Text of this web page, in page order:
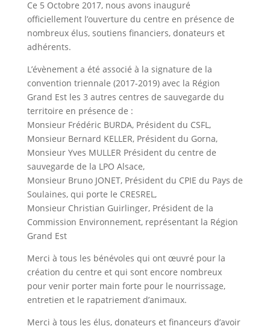
Ce 5 Octobre 2017, nous avons inauguré
officiellement l’ouverture du centre en présence de
nombreux élus, soutiens financiers, donateurs et
adhérents.
L’évènement a été associé à la signature de la
convention triennale (2017-2019) avec la Région
Grand Est les 3 autres centres de sauvegarde du
territoire en présence de :
Monsieur Frédéric BURDA, Président du CSFL,
Monsieur Bernard KELLER, Président du Gorna,
Monsieur Yves MULLER Président du centre de
sauvegarde de la LPO Alsace,
Monsieur Bruno JONET, Président du CPIE du Pays de
Soulaines, qui porte le CRESREL,
Monsieur Christian Guirlinger, Président de la
Commission Environnement, représentant la Région
Grand Est
Merci à tous les bénévoles qui ont œuvré pour la
création du centre et qui sont encore nombreux
pour venir porter main forte pour le nourrissage,
entretien et le rapatriement d’animaux.
Merci à tous les élus, donateurs et financeurs d’avoir